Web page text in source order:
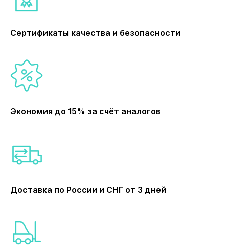
Сертификаты качества и безопасности
Экономия до 15% за счёт аналогов
Доставка по России и СНГ от 3 дней